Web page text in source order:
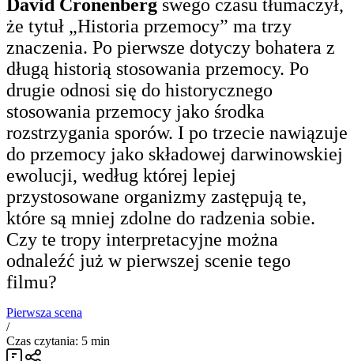
David Cronenberg swego czasu tłumaczył,
że tytuł „Historia przemocy” ma trzy
znaczenia. Po pierwsze dotyczy bohatera z
długą historią stosowania przemocy. Po
drugie odnosi się do historycznego
stosowania przemocy jako środka
rozstrzygania sporów. I po trzecie nawiązuje
do przemocy jako składowej darwinowskiej
ewolucji, według której lepiej
przystosowane organizmy zastępują te,
które są mniej zdolne do radzenia sobie.
Czy te tropy interpretacyjne można
odnaleźć już w pierwszej scenie tego
filmu?
Pierwsza scena
/
Czas czytania: 5 min